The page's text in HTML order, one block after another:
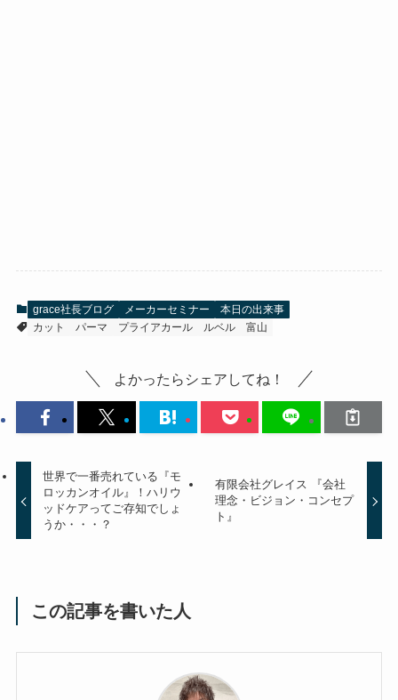
grace社長ブログ メーカーセミナー
本日の出来事
カット
パーマ プライアカール ルベル 富山
よかったらシェアしてね！
世界で一番売れている『モ
ロッカンオイル』！ハリウ
ッドケアってご存知でしょ
うか・・・？
有限会社グレイス 『会社
理念・ビジョン・コンセプ
ト』
この記事を書いた人